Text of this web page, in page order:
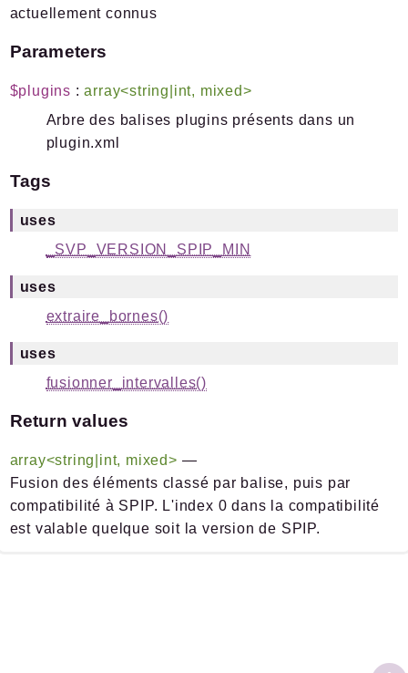
actuellement connus
Parameters
$plugins :array<string|int, mixed>
Arbre des balises plugins présents dans un
plugin.xml
Tags
uses
_SVP_VERSION_SPIP_MIN
uses
extraire_bornes()
uses
fusionner_intervalles()
Return values
array<string|int, mixed> —
Fusion des éléments classé par balise, puis par
compatibilité à SPIP. L'index 0 dans la compatibilité
est valable quelque soit la version de SPIP.